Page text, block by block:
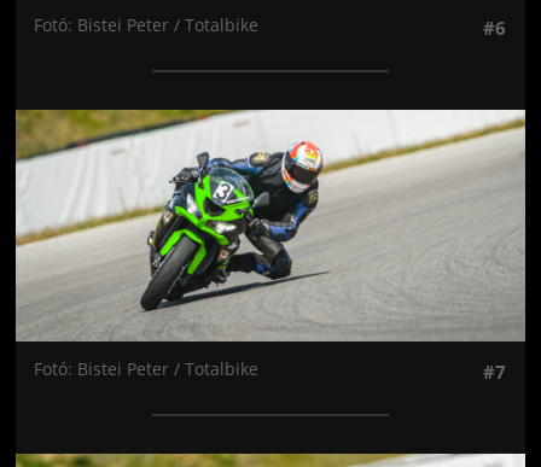
Fotó: Bistei Peter / Totalbike #6
Jön még kép!
Fotó: Bistei Peter / Totalbike #7